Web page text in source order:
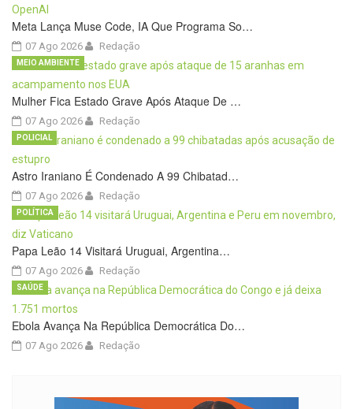
Meta Lança Muse Code, IA Que Programa So…
07 Ago 2026 Redação
Mulher Fica Estado Grave Após Ataque De …
07 Ago 2026
MEIO AMBIENTE
Redação
Astro Iraniano É Condenado A 99 Chibatad…
07 Ago 2026
POLICIAL
Redação
Papa Leão 14 Visitará Uruguai, Argentina…
07 Ago 2026
POLÍTICA
Redação
Ebola Avança Na República Democrática Do…
07 Ago 2026
SAÚDE
Redação